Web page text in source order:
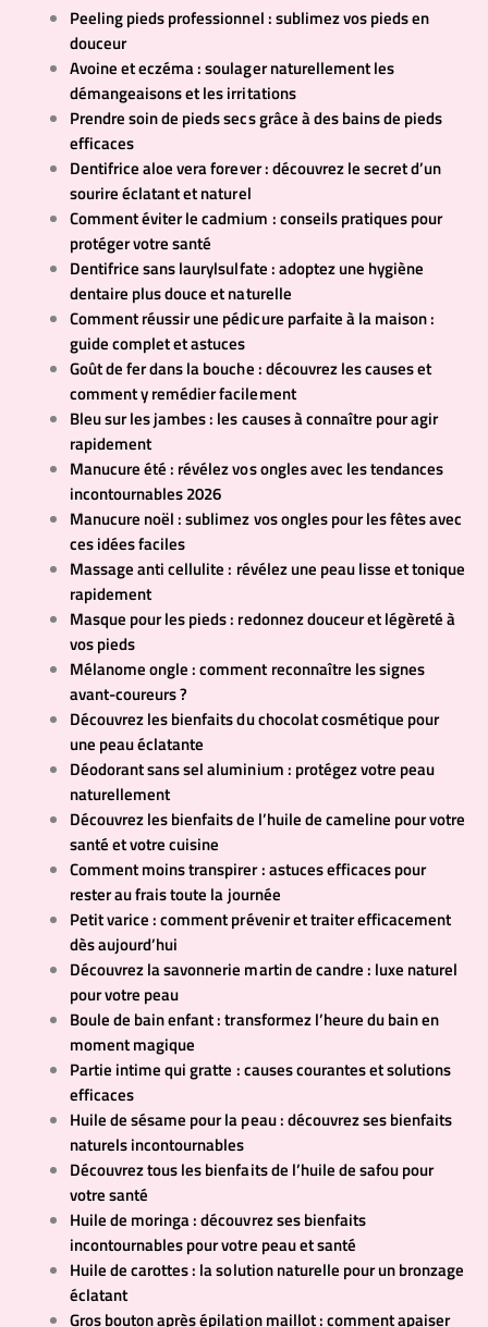
Peeling pieds professionnel : sublimez vos pieds en
douceur
Avoine et eczéma : soulager naturellement les
démangeaisons et les irritations
Prendre soin de pieds secs grâce à des bains de pieds
efficaces
Dentifrice aloe vera forever : découvrez le secret d’un
sourire éclatant et naturel
Comment éviter le cadmium : conseils pratiques pour
protéger votre santé
Dentifrice sans laurylsulfate : adoptez une hygiène
dentaire plus douce et naturelle
Comment réussir une pédicure parfaite à la maison :
guide complet et astuces
Goût de fer dans la bouche : découvrez les causes et
comment y remédier facilement
Bleu sur les jambes : les causes à connaître pour agir
rapidement
Manucure été : révélez vos ongles avec les tendances
incontournables 2026
Manucure noël : sublimez vos ongles pour les fêtes avec
ces idées faciles
Massage anti cellulite : révélez une peau lisse et tonique
rapidement
Masque pour les pieds : redonnez douceur et légèreté à
vos pieds
Mélanome ongle : comment reconnaître les signes
avant-coureurs ?
Découvrez les bienfaits du chocolat cosmétique pour
une peau éclatante
Déodorant sans sel aluminium : protégez votre peau
naturellement
Découvrez les bienfaits de l’huile de cameline pour votre
santé et votre cuisine
Comment moins transpirer : astuces efficaces pour
rester au frais toute la journée
Petit varice : comment prévenir et traiter efficacement
dès aujourd’hui
Découvrez la savonnerie martin de candre : luxe naturel
pour votre peau
Boule de bain enfant : transformez l’heure du bain en
moment magique
Partie intime qui gratte : causes courantes et solutions
efficaces
Huile de sésame pour la peau : découvrez ses bienfaits
naturels incontournables
Découvrez tous les bienfaits de l’huile de safou pour
votre santé
Huile de moringa : découvrez ses bienfaits
incontournables pour votre peau et santé
Huile de carottes : la solution naturelle pour un bronzage
éclatant
Gros bouton après épilation maillot : comment apaiser